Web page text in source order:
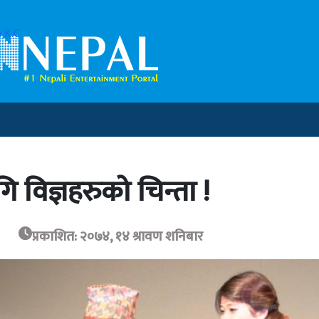
चिन्ता !
प्रकाशित: २०७४, १४ श्रावण शनिबार